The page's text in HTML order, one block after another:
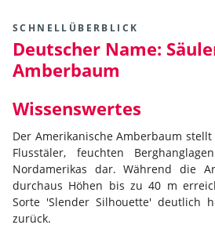
SCHNELLÜBERBLICK
Deutscher Name:
Amberbaum
Wissenswertes
Der Amerikanische Amberbaum
Flusstäler, feuchten
Nordamerikas dar. Während die
durchaus Höhen bis zu 40 m
Sorte 'Slender Silhouette' deutlich
zurück.